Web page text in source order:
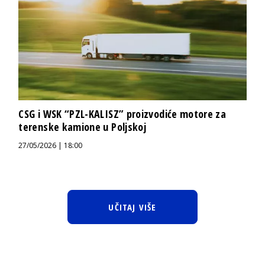
CSG i WSK “PZL-KALISZ” proizvodiće motore za
terenske kamione u Poljskoj
27/05/2026 | 18:00
UČITAJ VIŠE